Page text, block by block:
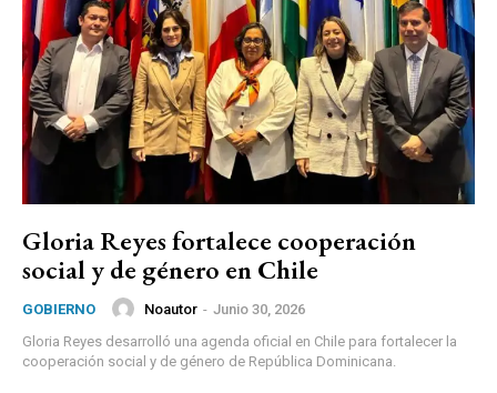
Gloria Reyes fortalece cooperación
social y de género en Chile
GOBIERNO Noautor - Junio 30, 2026
Gloria Reyes desarrolló una agenda oficial en Chile para fortalecer la
cooperación social y de género de República Dominicana.